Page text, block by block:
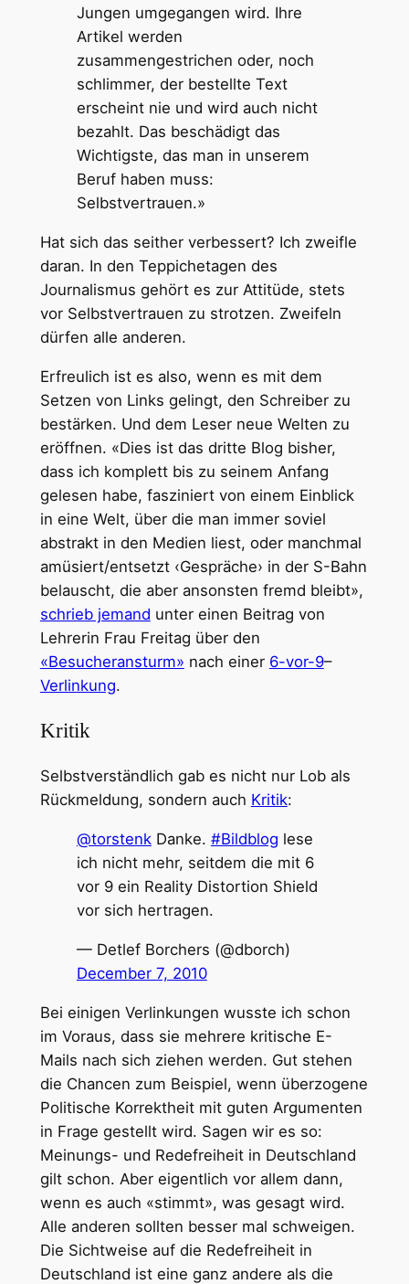
Jungen umgegangen wird. Ihre
Artikel werden
zusammengestrichen oder, noch
schlimmer, der bestellte Text
erscheint nie und wird auch nicht
bezahlt. Das beschädigt das
Wichtigste, das man in unserem
Beruf haben muss:
Selbstvertrauen.»
Hat sich das seither verbessert? Ich zweifle
daran. In den Teppichetagen des
Journalismus gehört es zur Attitüde, stets
vor Selbstvertrauen zu strotzen. Zweifeln
dürfen alle anderen.
Erfreulich ist es also, wenn es mit dem
Setzen von Links gelingt, den Schreiber zu
bestärken. Und dem Leser neue Welten zu
eröffnen. «Dies ist das dritte Blog bisher,
dass ich komplett bis zu seinem Anfang
gelesen habe, fasziniert von einem Einblick
in eine Welt, über die man immer soviel
abstrakt in den Medien liest, oder manchmal
amüsiert/entsetzt ‹Gespräche› in der S-Bahn
belauscht, die aber ansonsten fremd bleibt»,
schrieb jemand unter einen Beitrag von
Lehrerin Frau Freitag über den
«Besucheransturm» nach einer 6-vor-9–
Verlinkung.
Kritik
Selbstverständlich gab es nicht nur Lob als
Rückmeldung, sondern auch Kritik:
@torstenkDanke. #Bildblog lese
ich nicht mehr, seitdem die mit 6
vor 9 ein Reality Distortion Shield
vor sich hertragen.
— Detlef Borchers (@dborch)
December 7, 2010
Bei einigen Verlinkungen wusste ich schon
im Voraus, dass sie mehrere kritische E-
Mails nach sich ziehen werden. Gut stehen
die Chancen zum Beispiel, wenn überzogene
Politische Korrektheit mit guten Argumenten
in Frage gestellt wird. Sagen wir es so:
Meinungs- und Redefreiheit in Deutschland
gilt schon. Aber eigentlich vor allem dann,
wenn es auch «stimmt», was gesagt wird.
Alle anderen sollten besser mal schweigen.
Die Sichtweise auf die Redefreiheit in
Deutschland ist eine ganz andere als die